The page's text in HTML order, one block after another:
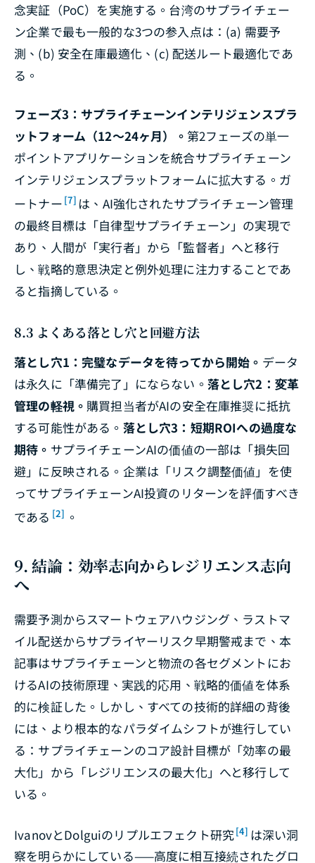
念実証（PoC）を実施する。台湾のサプライチェー
ン企業で最も一般的な3つの参入点は：(a) 需要予
測、(b) 安全在庫最適化、(c) 配送ルート最適化であ
る。
フェーズ3：サプライチェーンインテリジェンスプラ
ットフォーム（12〜24ヶ月）。 第2フェーズの単一
ポイントアプリケーションを統合サプライチェーン
インテリジェンスプラットフォームに拡大する。ガ
ートナー [7] は、AI強化されたサプライチェーン管理
の最終目標は「自律型サプライチェーン」の実現で
あり、人間が「実行者」から「監督者」へと移行
し、戦略的意思決定と例外処理に注力することであ
ると指摘している。
8.3 よくある落とし穴と回避方法
落とし穴1：完璧なデータを待ってから開始。 データ
は永久に「準備完了」にならない。 落とし穴2：変革
管理の軽視。 購買担当者がAIの安全在庫推奨に抵抗
する可能性がある。 落とし穴3：短期ROIへの過度な
期待。 サプライチェーンAIの価値の一部は「損失回
避」に反映される。企業は「リスク調整価値」を使
ってサプライチェーンAI投資のリターンを評価すべき
である [2] 。
9. 結論：効率志向からレジリエンス志向
へ
需要予測からスマートウェアハウジング、ラストマ
イル配送からサプライヤーリスク早期警戒まで、本
記事はサプライチェーンと物流の各セグメントにお
けるAIの技術原理、実践的応用、戦略的価値を体系
的に検証した。しかし、すべての技術的詳細の背後
には、より根本的なパラダイムシフトが進行してい
る：サプライチェーンのコア設計目標が「効率の最
大化」から「レジリエンスの最大化」へと移行して
いる。
IvanovとDolguiのリプルエフェクト研究[4] は深い洞
察を明らかにしている——高度に相互接続されたグロ